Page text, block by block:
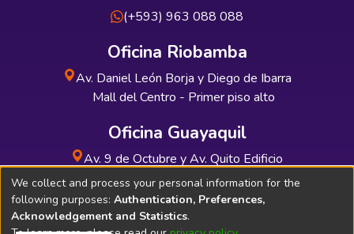
(+593) 963 088 088
Oficina Riobamba
Av. Daniel León Borja y Diego de Ibarra
Mall del Centro - Primer piso alto
Oficina Guayaquil
Av. 9 de Octubre y Av. Quito Edificio
INDUAUTO - Planta baja
We collect and process your personal information for the
following purposes: Authentication, Preferences,
Acknowledgement and Statistics.